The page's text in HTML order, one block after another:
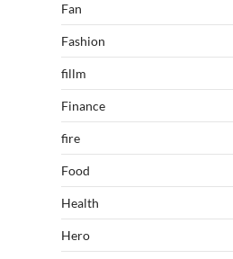
Fan
Fashion
fillm
Finance
fire
Food
Health
Hero